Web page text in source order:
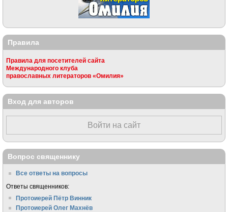
Правила
Правила для посетителей сайта
Международного клуба
православных литераторов «Омилия»
Вход для авторов
Войти на сайт
Вопрос священнику
Все ответы на вопросы
Ответы священников:
Протоиерей Пётр Винник
Протоиерей Олег Махнёв